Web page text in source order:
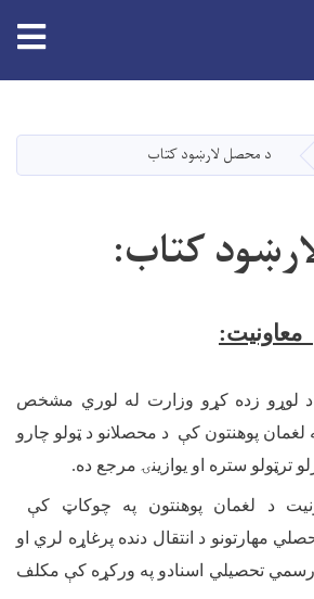
دانګل
د محصل لارښود کتاب
کتاب:
معاونیت:
د لوړو زده کړو وزارت له لوري مشخص
پوهنتون کې د محصلانو د ټولو چارو
ترټولو ستره او یوازینۍ مرجع ده.
د لغمان پوهنتون په چوکاټ کې
مهارتونو د انتقال دنده پرغاړه لري او
رسمي تحصیلي اسنادو په ورکړه کې مکلف